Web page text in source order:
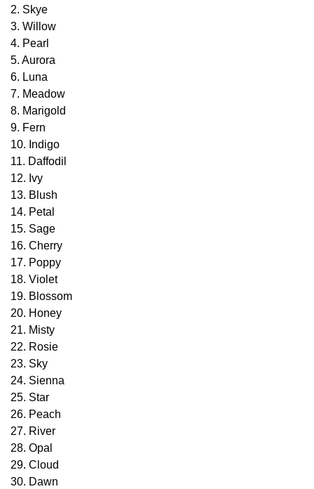
2. Skye
3. Willow
4. Pearl
5. Aurora
6. Luna
7. Meadow
8. Marigold
9. Fern
10. Indigo
11. Daffodil
12. Ivy
13. Blush
14. Petal
15. Sage
16. Cherry
17. Poppy
18. Violet
19. Blossom
20. Honey
21. Misty
22. Rosie
23. Sky
24. Sienna
25. Star
26. Peach
27. River
28. Opal
29. Cloud
30. Dawn